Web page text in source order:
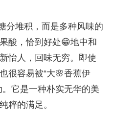
分堆积，而是多种风味的
酸，恰到好处😁地中和
怡人，回味无穷。即使
很容易被“大🌸香蕉伊
。它是一种朴实无华的美
粹的满足。